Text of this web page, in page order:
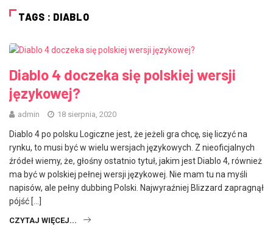
TAGS : DIABLO
Diablo 4 doczeka się polskiej wersji
językowej?
admin 18 sierpnia, 2020
Diablo 4 po polsku Logiczne jest, że jeżeli gra chcę, się liczyć na
rynku, to musi być w wielu wersjach językowych. Z nieoficjalnych
źródeł wiemy, że, głośny ostatnio tytuł, jakim jest Diablo 4, również
ma być w polskiej pełnej wersji językowej. Nie mam tu na myśli
napisów, ale pełny dubbing Polski. Najwyraźniej Blizzard zapragnął
pójść […]
CZYTAJ WIĘCEJ...